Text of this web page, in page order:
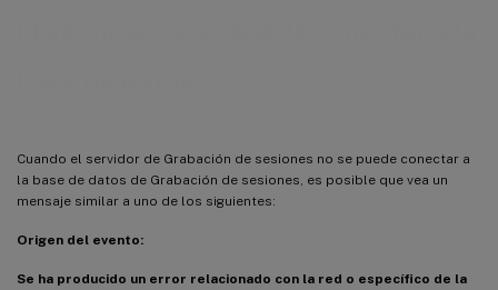
Cuando el servidor de Grabación de sesiones no se puede conectar a
la base de datos de Grabación de sesiones, es posible que vea un
mensaje similar a uno de los siguientes:
Origen del evento:
Se ha producido un error relacionado con la red o específico de la